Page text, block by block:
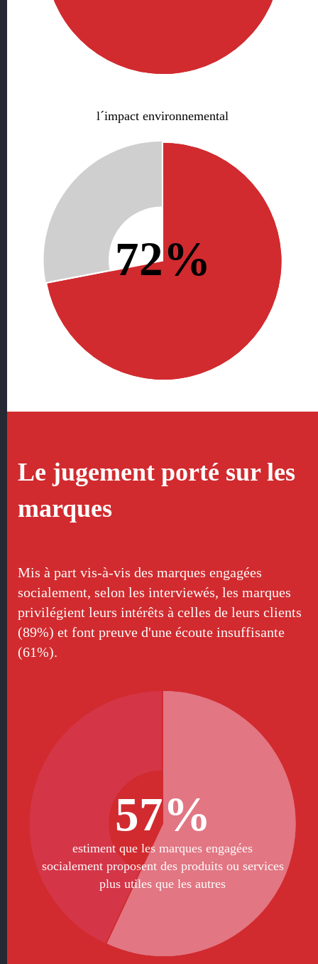
72%
l´impact environnemental
Le jugement porté sur les
marques
Mis à part vis-à-vis des marques engagées
socialement, selon les interviewés, les marques
privilégient leurs intérêts à celles de leurs clients
(89%) et font preuve d'une écoute insuffisante
(61%).
57%
estiment que les marques engagées
socialement proposent des produits ou services
plus utiles que les autres